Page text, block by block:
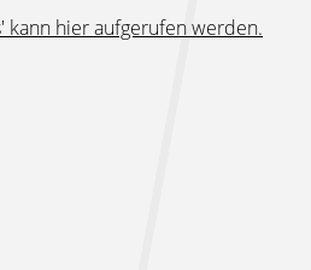
hier aufgerufen werden.